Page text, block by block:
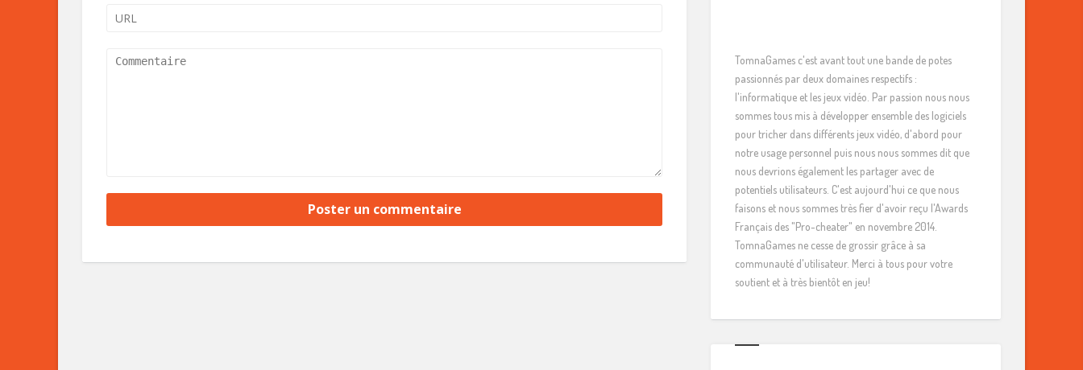
TomnaGames c'est avant tout une bande de potes
passionnés par deux domaines respectifs :
l'informatique et les jeux vidéo. Par passion nous nous
sommes tous mis à développer ensemble des logiciels
pour tricher dans différents jeux vidéo, d'abord pour
notre usage personnel puis nous nous sommes dit que
nous devrions également les partager avec de
potentiels utilisateurs. C'est aujourd'hui ce que nous
faisons et nous sommes très fier d'avoir reçu l'Awards
Français des "Pro-cheater" en novembre 2014.
TomnaGames ne cesse de grossir grâce à sa
communauté d'utilisateur. Merci à tous pour votre
soutient et à très bientôt en jeu!